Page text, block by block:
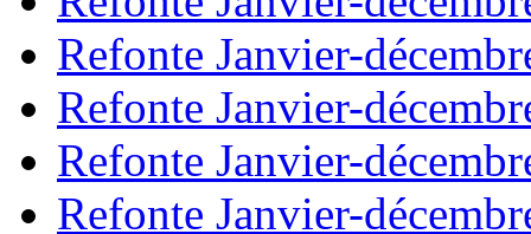
Refonte Janvier-
Refonte Janvier-
Refonte Janvier-
Refonte Janvier-